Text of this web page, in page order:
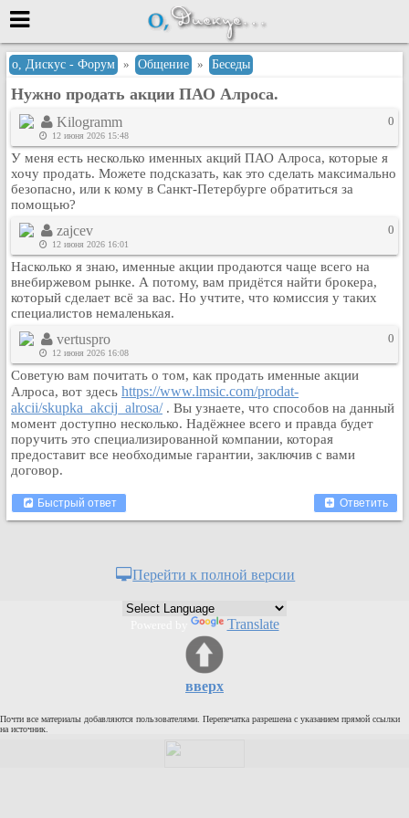
Меню
или войти через
Вход с 7ooo.ru
Регистрация
Забыли пароль?
Данные авторизации одинаковые с
сайтом 7ooo.ru
Форумы
Главная
Поиск
Новые сообщения
Беседы
Игры
Кулинария
Физкультура и спорт
Видео и Кино
Авто. Мото.
Космос
Музыкальный архив
о, Дискус - Форум » Общение » Беседы
Нужно продать акции ПАО Алроса.
Kilogramm
12 июня 2026 15:48
0
У меня есть несколько именных акций ПАО Алроса, которые я
хочу продать. Можете подсказать, как это сделать максимально
безопасно, или к кому в Санкт-Петербурге обратиться за
помощью?
zajcev
12 июня 2026 16:01
0
Насколько я знаю, именные акции продаются чаще всего на
внебиржевом рынке. А потому, вам придётся найти брокера,
который сделает всё за вас. Но учтите, что комиссия у таких
специалистов немаленькая.
vertuspro
12 июня 2026 16:08
0
Советую вам почитать о том, как продать именные акции
Алроса, вот здесь https://www.lmsic.com/prodat-
akcii/skupka_akcij_alrosa/. Вы узнаете, что способов на данный
момент доступно несколько. Надёжнее всего и правда будет
поручить это специализированной компании, которая
предоставит все необходимые гарантии, заключив с вами
договор.
Быстрый ответ Ответить
Перейти к полной версии
Translate
вверх
Почти все материалы добавляются пользователями. Перепечатка разрешена с указанием прямой ссылки
на источник.